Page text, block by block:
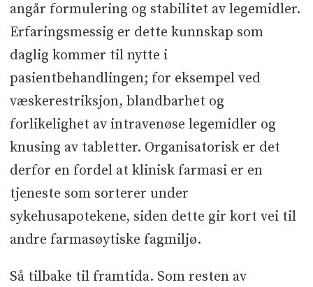
angår formulering og stabilitet av legemidler.
Erfaringsmessig er dette kunnskap som
daglig kommer til nytte i
pasientbehandlingen; for eksempel ved
væskerestriksjon, blandbarhet og
forlikelighet av intravenøse legemidler og
knusing av tabletter. Organisatorisk er det
derfor en fordel at klinisk farmasi er en
tjeneste som sorterer under
sykehusapotekene, siden dette gir kort vei til
andre farmasøytiske fagmiljø.
Så tilbake til framtida. Som resten av